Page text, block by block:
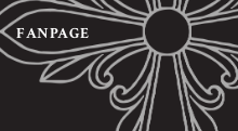
FANPAGE